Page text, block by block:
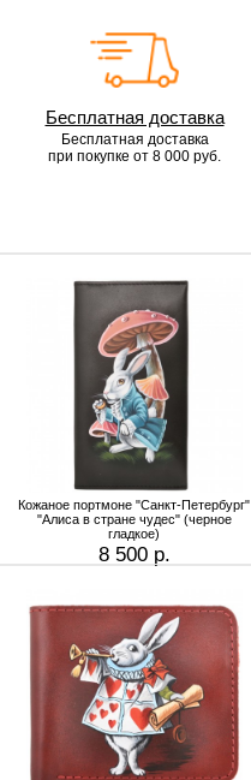
Бесплатная доставка
Бесплатная доставка
при покупке от 8 000 руб.
Кожаное портмоне "Санкт-Петербург"
"Алиса в стране чудес" (черное
гладкое)
8 500 р.